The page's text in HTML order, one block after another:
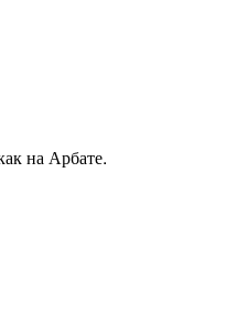
на Арбате.